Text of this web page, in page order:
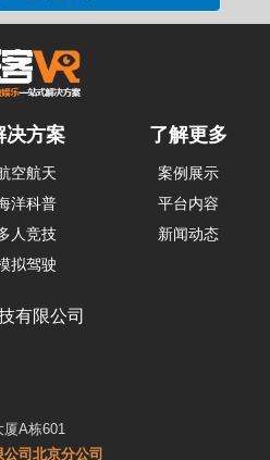
决方案
空航天
洋科普
人竞技
拟驾驶
了解更多
案例展示
平台内容
新闻动态
有限公司
厦A栋601
司北京分公司